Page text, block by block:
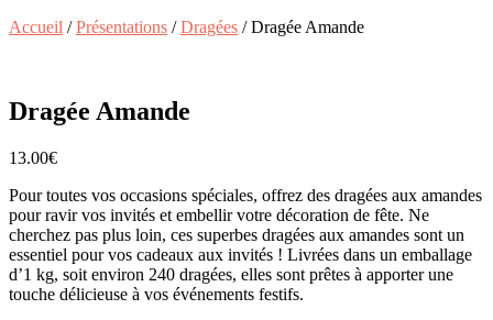
Accueil /Présentations /Dragées / Dragée Amande
Dragée Amande
13.00€
Pour toutes vos occasions spéciales, offrez des dragées aux amandes
pour ravir vos invités et embellir votre décoration de fête. Ne
cherchez pas plus loin, ces superbes dragées aux amandes sont un
essentiel pour vos cadeaux aux invités ! Livrées dans un emballage
d’1 kg, soit environ 240 dragées, elles sont prêtes à apporter une
touche délicieuse à vos événements festifs.